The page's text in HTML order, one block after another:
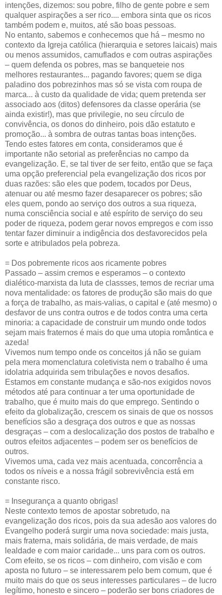
intenções, dizemos: sou pobre, filho de gente pobre e sem
qualquer aspirações a ser rico.... embora sinta que os ricos
também podem e, muitos, até são boas pessoas.
No entanto, sabemos e conhecemos que há – mesmo no
contexto da Igreja católica (hierarquia e setores laicais) mais
ou menos assumidos, camuflados e com outras aspirações
– quem defenda os pobres, mas se banqueteie nos
melhores restaurantes... pagando favores; quem se diga
paladino dos pobrezinhos mas só se vista com roupa de
marca... à custo da qualidade de vida; quem pretenda ser
associado aos (ditos) defensores da classe operária (se
ainda existir!), mas que privilegie, no seu círculo de
convivência, os donos do dinheiro, pois dão estatuto e
promoção... à sombra de outras tantas boas intenções.
Tendo estes fatores em conta, consideramos que é
importante não setorial as preferências no campo da
evangelização. E, se tal tiver de ser feito, então que se faça
uma opção preferencial pela evangelização dos ricos por
duas razões: são eles que podem, tocados por Deus,
atenuar ou até mesmo fazer desaparecer os pobres; são
eles quem, pondo ao serviço dos outros a sua riqueza,
numa consciência social e até espírito de serviço do seu
poder de riqueza, podem gerar novos empregos e com isso
tentar fazer diminuir a indigência dos desfavorecidos pela
sorte e atribulados pela pobreza.
= Dos pobremente ricos aos ricamente pobres
Passado – assim cremos e esperamos – o contexto
dialético-marxista da luta de classses, temos de recriar uma
nova mentalidade: os fatores de produção são mais do que
a força de trabalho, as mais-valias, o capital e (até mesmo) o
desfavor de uns contra outros e de todos contra uma certa
minoria: a capacidade de construir um mundo onde todos
sejam mais fraternos é mais do que uma utopia romântica e
azeda!
Vivemos num tempo onde os conceitos já não se guiam
pela mera momenclatura coletivista nem o trabalho é uma
idolatria adquirida sem tribulações e novos desafios.
Estamos em constante mudança e são-nos exigidos novos
métodos até para continuar a ter uma oportunidade de
trabalho, que é muito mais do que emprego. Sentindo o
efeito da globalização, crescem os sinais de que os nossos
benefícios são a desgraça dos outros e que as nossas
desgraças – com a deslocalização dos postos de trabalho e
outros efeitos adjacentes – podem ser os benefícios de
outros.
Vivemos uma, cada vez mais acentuada, concorrência a
todos os níveis e a nossa frágil sobrevivência está em
constante risco.
= Insegurança a quanto obrigas!
Neste contexto temos de apostar sobretudo, na
evangelização dos ricos, pois da sua adesão aos valores do
Evangelho poderá surgir uma nova sociedade: mais justa,
mais fraterna, mais solidária, de mais verdade, de mais
lealdade e com maior caridade... uns para com os outros.
Com efeito, se os ricos – com dinheiro, com visão e com
aposta no futuro – se interessarem pelo bem comum, que é
muito mais do que os seus interesses particulares – de lucro
legítimo, honesto e sincero – poderão ser bons criadores de